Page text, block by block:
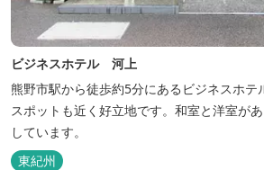
ビジネスホテル 河上
熊野市駅から徒歩約5分にあるビジネスホテ
スポットも近く好立地です。和室と洋室が
しています。
東紀州